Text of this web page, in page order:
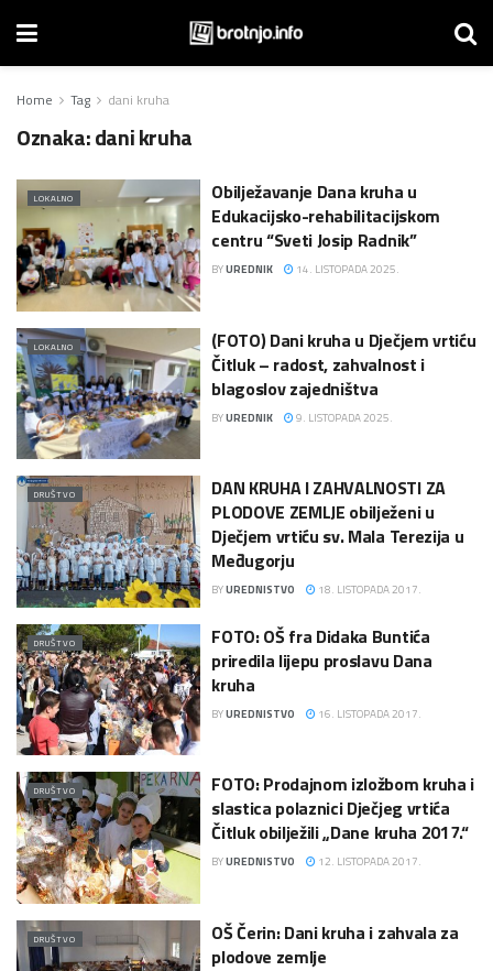
Home Tag dani kruha
Oznaka:dani kruha
LOKALNO
Obilježavanje Dana kruha u
Edukacijsko-rehabilitacijskom
centru “Sveti Josip Radnik”
BYUREDNIK 14. LISTOPADA 2025.
LOKALNO
(FOTO) Dani kruha u Dječjem vrtiću
Čitluk – radost, zahvalnost i
blagoslov zajedništva
BYUREDNIK 9. LISTOPADA 2025.
DRUŠTVO
DAN KRUHA I ZAHVALNOSTI ZA
PLODOVE ZEMLJE obilježeni u
Dječjem vrtiću sv. Mala Terezija u
Međugorju
BYUREDNISTVO 18. LISTOPADA 2017.
DRUŠTVO
FOTO: OŠ fra Didaka Buntića
priredila lijepu proslavu Dana
kruha
BYUREDNISTVO 16. LISTOPADA 2017.
DRUŠTVO
FOTO: Prodajnom izložbom kruha i
slastica polaznici Dječjeg vrtića
Čitluk obilježili „Dane kruha 2017.“
BYUREDNISTVO 12. LISTOPADA 2017.
DRUŠTVO
OŠ Čerin: Dani kruha i zahvala za
plodove zemlje